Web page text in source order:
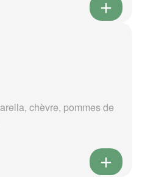
chèvre, pommes de